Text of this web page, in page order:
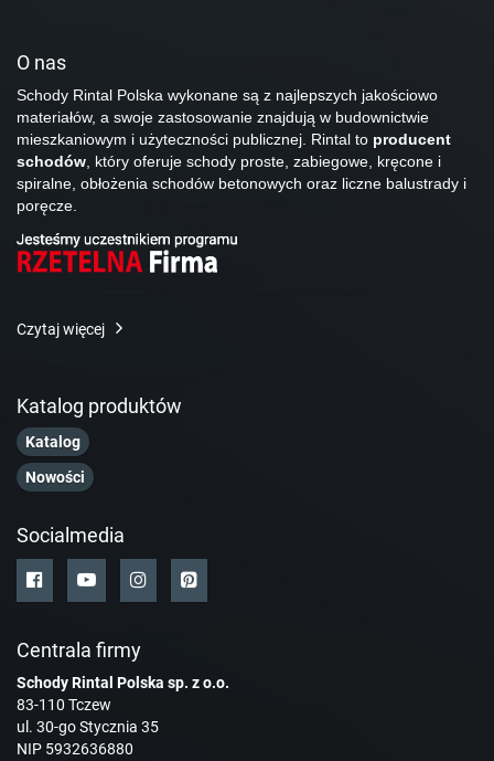
O nas
Schody Rintal Polska wykonane są z najlepszych jakościowo
materiałów, a swoje zastosowanie znajdują w budownictwie
mieszkaniowym i użyteczności publicznej. Rintal to producent
schodów, który oferuje schody proste, zabiegowe, kręcone i
spiralne, obłożenia schodów betonowych oraz liczne balustrady i
poręcze.
Czytaj więcej
Katalog produktów
Katalog
Nowości
Socialmedia
Centrala firmy
Schody Rintal Polska sp. z o.o.
83-110 Tczew
ul. 30-go Stycznia 35
NIP 5932636880